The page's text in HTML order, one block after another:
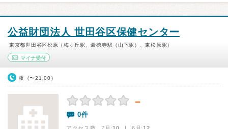
公益財団法人 世田谷区保健センター
東京都世田谷区松原（梅ヶ丘駅、豪徳寺駅（山下駅）、東松原駅）
マイナ受付
夜（〜21:00）
－
0件